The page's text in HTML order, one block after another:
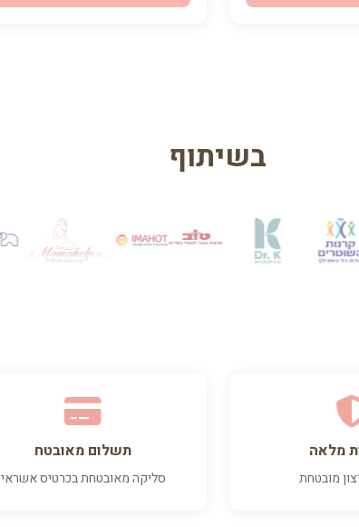
בשיתוף
מלאה
מובטחת
תשלום מאובטח
סליקה מאובטחת בכרטיס אשראי